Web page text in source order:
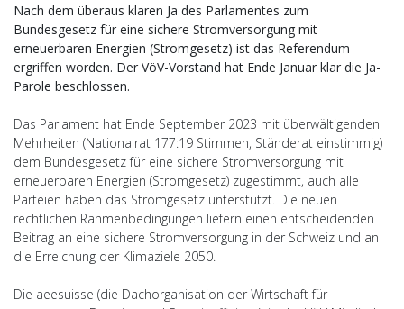
Nach dem überaus klaren Ja des Parlamentes zum
Bundesgesetz für eine sichere Stromversorgung mit
erneuerbaren Energien (Stromgesetz) ist das Referendum
ergriffen worden. Der VöV-Vorstand hat Ende Januar klar die Ja-
Parole beschlossen.
Das Parlament hat Ende September 2023 mit überwältigenden
Mehrheiten (Nationalrat 177:19 Stimmen, Ständerat einstimmig)
dem Bundesgesetz für eine sichere Stromversorgung mit
erneuerbaren Energien (Stromgesetz) zugestimmt, auch alle
Parteien haben das Stromgesetz unterstützt. Die neuen
rechtlichen Rahmenbedingungen liefern einen entscheidenden
Beitrag an eine sichere Stromversorgung in der Schweiz und an
die Erreichung der Klimaziele 2050.
Die aeesuisse (die Dachorganisation der Wirtschaft für